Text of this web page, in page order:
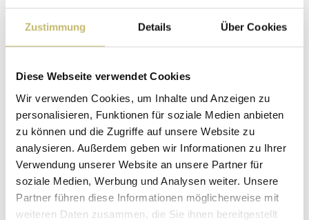
Zustimmung Details Über Cookies
Diese Webseite verwendet Cookies
Wir verwenden Cookies, um Inhalte und Anzeigen zu
personalisieren, Funktionen für soziale Medien anbieten
zu können und die Zugriffe auf unsere Website zu
analysieren. Außerdem geben wir Informationen zu Ihrer
Verwendung unserer Website an unsere Partner für
soziale Medien, Werbung und Analysen weiter. Unsere
Partner führen diese Informationen möglicherweise mit
weiteren Daten zusammen, die Sie ihnen bereitgestellt
Maße (H/B/T): 123 / 104 / 36.1 cm
Hochwertige
Materialien
Herstellerpreis
ohne
Zwischenhändler
Kundenbetreuung
mit bester
Bewertung
Gut verpackt für
beschädigungsfreie
Lieferung
Designed in
Germany
1 Monat risikofreies
Rückgaberecht